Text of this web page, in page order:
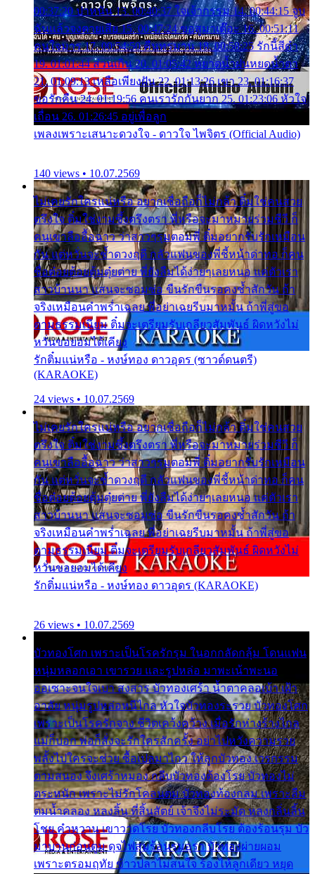
00:37:20 ปาหนัน 13. 00:40:37 ใจเจ้ากรรม 14. 00:44:15 จูบ
ฉันแล้วจงตายเสีย 15. 00:47:24 ขอสูมาเต๊อะ 16. 00:51:11
คนใจมาร 17. 00:54:50 คืนทรมาน 18. 00:58:25 รักนี้สีดำ
19. 01:01:44 ส่วนเกิน 20. 01:05:42 หยาดน้ำฝนหยดน้ำตา
21. 01:09:13 เหลือเพียงฝัน 22. 01:13:26 เขา 23. 01:16:37
ขอรักคืน 24. 01:19:56 คนเรารักกันยาก 25. 01:23:06 หัวใจ
เถื่อน 26. 01:26:45 อยู่เพื่อลูก
เพลงเพราะเสนาะดวงใจ - ดาวใจ ไพจิตร (Official Audio)
140 views • 10.07.2569
ไม่เคยรักใครแน่หรือ อยากเชื่อถือก็ไม่กล้า ติ๋มใช่คนสวย
ตรึงใจ ติ๋มใช่งามซึ้งตรึงตรา พี่หรือจะมาหมายร่วมชีวี ก็
คนเขาลืออื้อฉาว ว่าสาวๆรุมตอมพี่ ติ๋มอยากรับรักเหมือน
กัน แต่หวั่นจะช้ำดวงฤดี กลัวแฟนของพี่ชี้หน้าด่าทอ ก็คน
ชื่อต๋อยต้อยตุ้มตุ๋ยต่าย พี่ยังลืมได้ง่ายๆเลยหนอ แค่ตัวเรา
สาวบ้านนา แสนจะซอมซ่อ ขืนรักขืนรอคงช้ำสักวัน ถ้า
จริงเหมือนคำพร่ำเฉลย พี่อย่าเฉยรีบมาหมั้น ถ้าพี่สู่ขอ
ตามธรรมเนียม ติ๋มจะเตรียมรับเกลียวสัมพันธ์ ผิดหวังไม่
หวั่นขอยอมได้เคียง
รักติ๋มแน่หรือ - หงษ์ทอง ดาวอุดร (ซาวด์ดนตรี)
(KARAOKE)
24 views • 10.07.2569
ไม่เคยรักใครแน่หรือ อยากเชื่อถือก็ไม่กล้า ติ๋มใช่คนสวย
ตรึงใจ ติ๋มใช่งามซึ้งตรึงตรา พี่หรือจะมาหมายร่วมชีวี ก็
คนเขาลืออื้อฉาว ว่าสาวๆรุมตอมพี่ ติ๋มอยากรับรักเหมือน
กัน แต่หวั่นจะช้ำดวงฤดี กลัวแฟนของพี่ชี้หน้าด่าทอ ก็คน
ชื่อต๋อยต้อยตุ้มตุ๋ยต่าย พี่ยังลืมได้ง่ายๆเลยหนอ แค่ตัวเรา
สาวบ้านนา แสนจะซอมซ่อ ขืนรักขืนรอคงช้ำสักวัน ถ้า
จริงเหมือนคำพร่ำเฉลย พี่อย่าเฉยรีบมาหมั้น ถ้าพี่สู่ขอ
ตามธรรมเนียม ติ๋มจะเตรียมรับเกลียวสัมพันธ์ ผิดหวังไม่
หวั่นขอยอมได้เคียง
รักติ๋มแน่หรือ - หงษ์ทอง ดาวอุดร (KARAOKE)
26 views • 10.07.2569
บัวทองโศก เพราะเป็นโรครักรุม ในอกกลัดกลุ้ม โดนแฟน
หนุ่มหลอกเอา เขารวย และรูปหล่อ มาพะเน้าพะนอ
ออเซาะจนใจเบา สงสาร บัวทองเศร้า น้ำตาคลอเบ้า เฝ้า
อาลัย หนุ่มรูปหล่อหนีไกล หัวใจบัวทองระรวย บัวทองโศก
เพราะเป็นโรครักจาง ชีวิตเคว้งคว้าง เมื่อรักห่างร้างไกล
แม่ก็บอก พ่อก็สั่งจะรักใครสักครั้ง อย่าไปหวังความรวย
พลั้งไปใครจะช่วย ซื้อเปลมาไกว ให้ลูกบัวทอง เวรกรรม
ตามสนอง จึงเศร้าหมอง กลีบบัวทองต้องโรย บัวทองไม่
ตระหนัก เพราะไม่รักโคลนตม บัวทองท้องกลม เพราะลืม
ตมน้ำคลอง หลงลิ้น ที่สิ้นสัตย์ เจ้าจึงไม่ระมัด หลงกลิ่นลิ้น
โชย คำหวาน เขาวาดโรย บัวทองกลีบโรย ต้องร้อนรุม บัว
มาบานก่อนตูม ดุจไฟสุมร้อนรุมอุรา บัวทองผ่ายผอม
เพราะตรอมฤทัย ข้าวปลาไม่สนใจ ร้องไห้ลูกเดียว หยุด